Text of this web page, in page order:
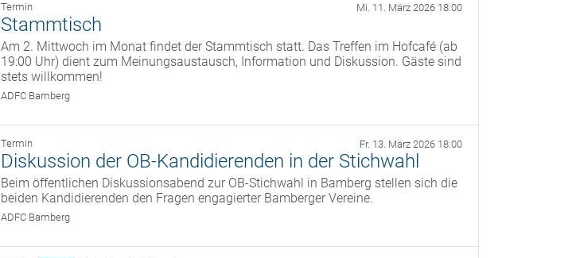
Termin Mi. 11. März 2026 18:00
Stammtisch
Am 2. Mittwoch im Monat findet der Stammtisch statt. Das Treffen im Hofcafé (ab
19:00 Uhr) dient zum Meinungsaustausch, Information und Diskussion. Gäste sind
stets willkommen!
ADFC Bamberg
Termin Fr. 13. März 2026 18:00
Diskussion der OB-Kandidierenden in der Stichwahl
Beim öffentlichen Diskussionsabend zur OB‑Stichwahl in Bamberg stellen sich die
beiden Kandidierenden den Fragen engagierter Bamberger Vereine.
ADFC Bamberg